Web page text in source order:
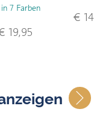
7 Farben
19,95
€